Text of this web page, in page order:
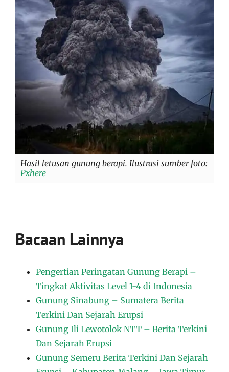
Hasil letusan gunung berapi. Ilustrasi sumber foto:
Pxhere
Bacaan Lainnya
Pengertian Peringatan Gunung Berapi –
Tingkat Aktivitas Level 1-4 di Indonesia
Gunung Sinabung – Sumatera Berita
Terkini Dan Sejarah Erupsi
Gunung Ili Lewotolok NTT – Berita Terkini
Dan Sejarah Erupsi
Gunung Semeru Berita Terkini Dan Sejarah